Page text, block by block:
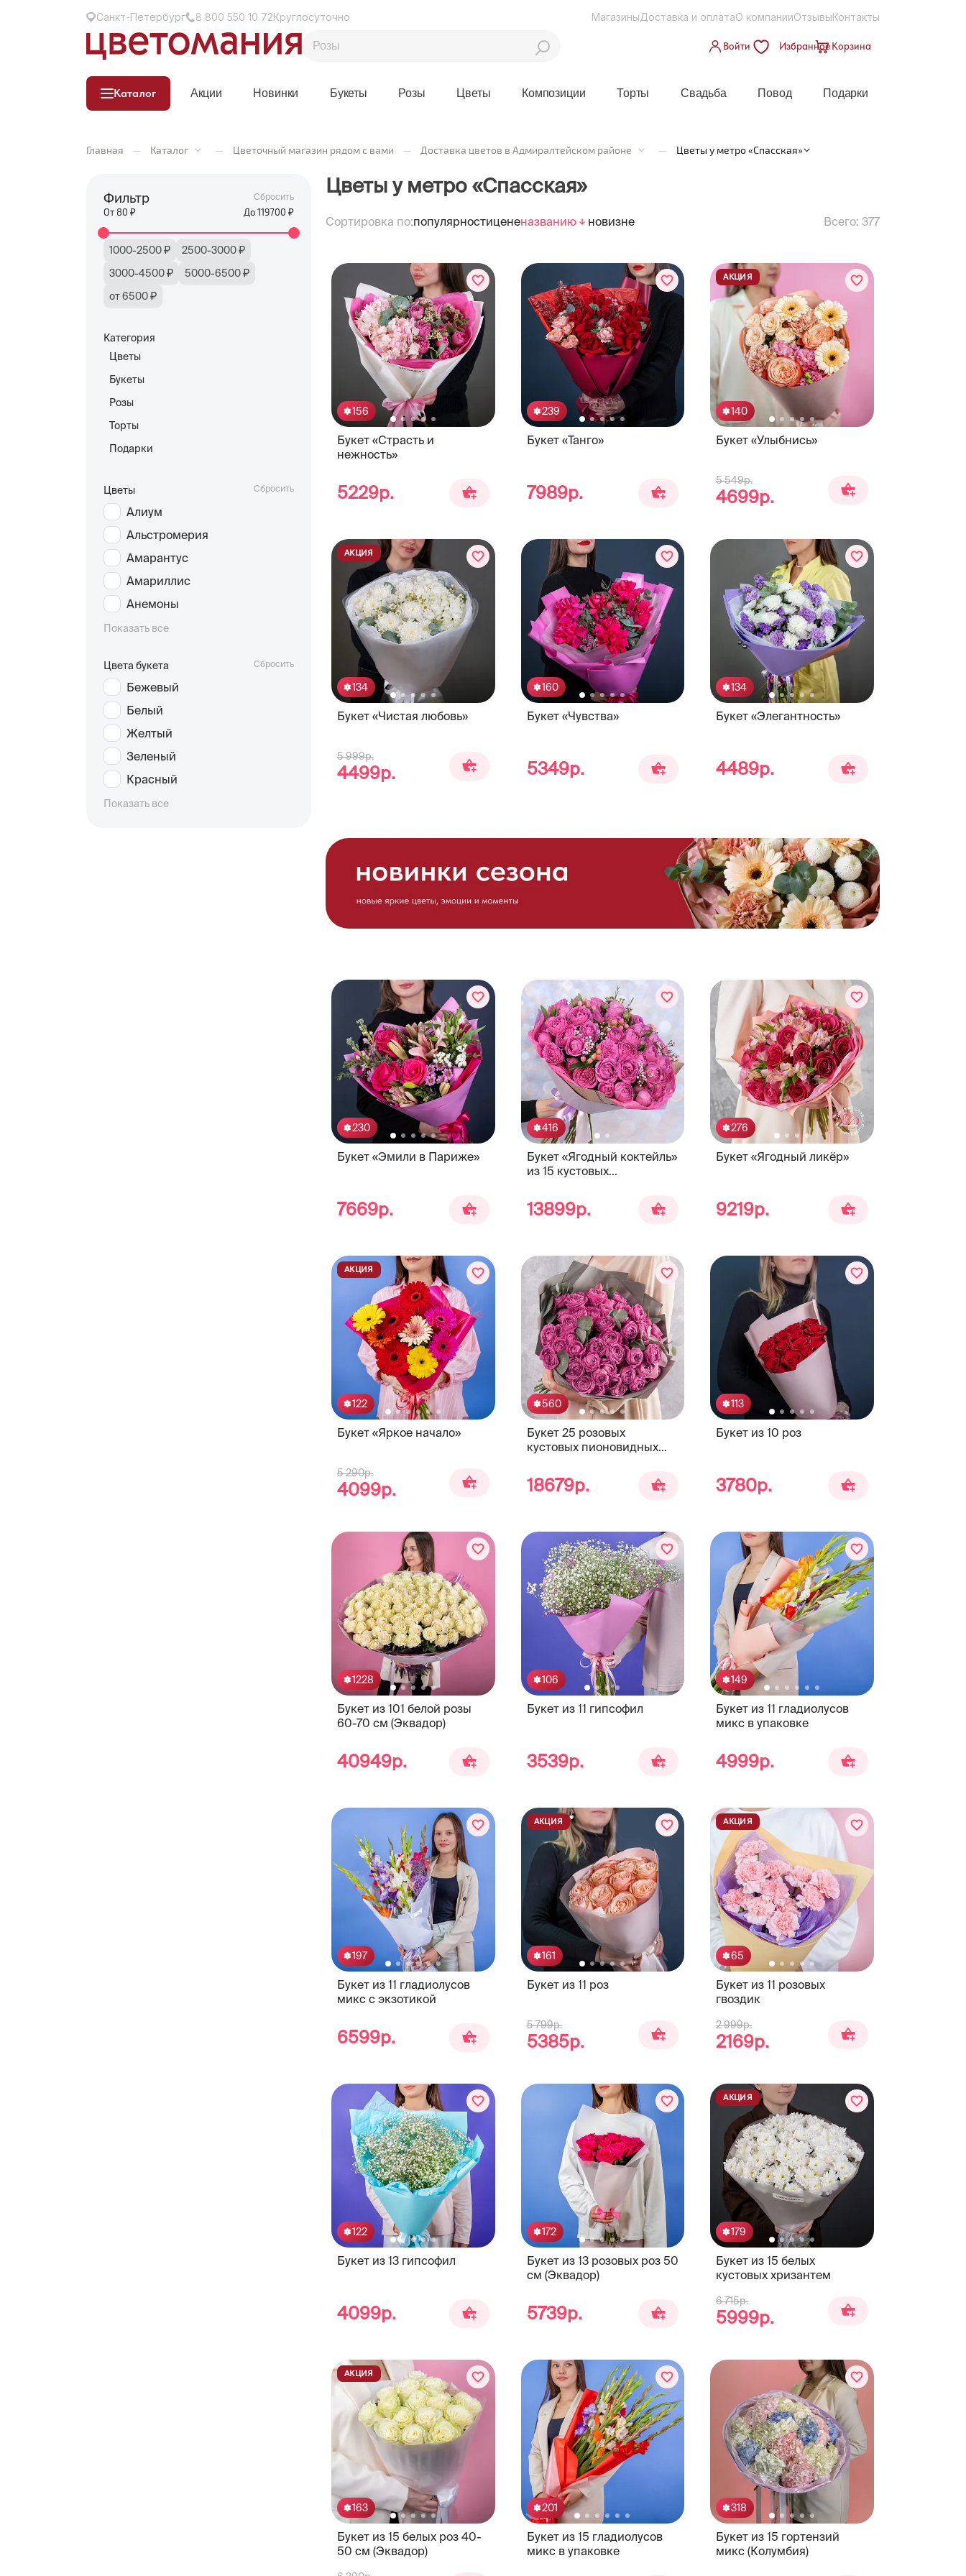
Санкт-Петербург 8 800 550 10 72Круглосуточно МагазиныДоставка и оплатаО компанииОтзывыКонтакты
Войти ИзбранноеКорзина
Каталог Акции Новинки Букеты Розы Цветы Композиции Торты Свадьба Повод Подарки
Главная — Каталог — Цветочный магазин рядом с вами — Доставка цветов в Адмиралтейском районе — Цветы у метро «Спасская»
Фильтр Сбросить
От 80 ₽ До119700 ₽
1000-2500 ₽
2500-3000 ₽
3000-4500 ₽
5000-6500 ₽
от 6500 ₽
Категория
Цветы
Букеты
Розы
Торты
Подарки
Цветы Сбросить
Алиум
Альстромерия
Амарантус
Амариллис
Анемоны
Показать все
Цвета букета Сбросить
Бежевый
Белый
Желтый
Зеленый
Красный
Показать все
Цветы у метро «Спасская»
Сортировка по:популярностицененазванию новизне Всего: 377
156
Букет «Страсть и
нежность»
5229р.
239
Букет «Танго»
7989р.
140
Букет «Улыбнись»
АКЦИЯ
5 549р.
4699р.
134
Букет «Чистая любовь»
АКЦИЯ
5 999р.
4499р.
160
Букет «Чувства»
5349р.
134
Букет «Элегантность»
4489р.
230
Букет «Эмили в Париже»
7669р.
416
Букет «Ягодный коктейль»
из 15 кустовых
Бабблс
13899р.
276
Букет «Ягодный ликёр»
9219р.
122
Букет «Яркое начало»
АКЦИЯ
5 290р.
4099р.
560
Букет 25 розовых
кустовых пионовидных
18679р.
113
Букет из 10 роз
3780р.
1228
Букет из 101 белой розы
60-70 см (Эквадор)
40949р.
106
Букет из 11 гипсофил
3539р.
149
Букет из 11 гладиолусов
микс в упаковке
4999р.
197
Букет из 11 гладиолусов
микс с экзотикой
6599р.
161
Букет из 11 роз
АКЦИЯ
5 799р.
5385р.
65
Букет из 11 розовых
гвоздик
АКЦИЯ
2 999р.
2169р.
122
Букет из 13 гипсофил
4099р.
172
Букет из 13 розовых роз 50
см (Эквадор)
5739р.
179
Букет из 15 белых
кустовых хризантем
АКЦИЯ
6 715р.
5999р.
163
Букет из 15 белых роз 40-
50 см (Эквадор)
АКЦИЯ
201
Букет из 15 гладиолусов
микс в упаковке
318
Букет из 15 гортензий
микс (Колумбия)